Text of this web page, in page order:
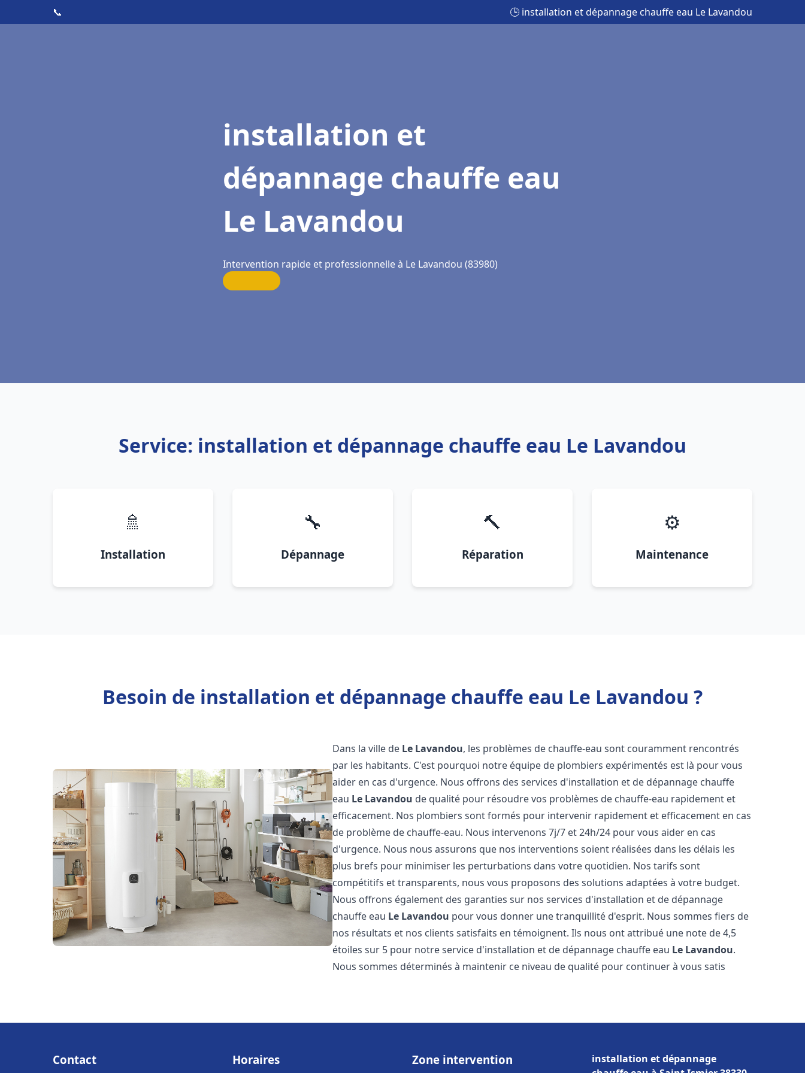
📞 🕒 installation et dépannage chauffe eau Le Lavandou
installation et
dépannage chauffe eau
Le Lavandou
Intervention rapide et professionnelle à Le Lavandou (83980)
Service: installation et dépannage chauffe eau Le Lavandou
🚿
Installation
🔧
Dépannage
🔨
Réparation
⚙️
Maintenance
Besoin de installation et dépannage chauffe eau Le Lavandou ?
Dans la ville de Le Lavandou, les problèmes de chauffe-eau sont couramment rencontrés
par les habitants. C'est pourquoi notre équipe de plombiers expérimentés est là pour vous
aider en cas d'urgence. Nous offrons des services d'installation et de dépannage chauffe
eau Le Lavandou de qualité pour résoudre vos problèmes de chauffe-eau rapidement et
efficacement. Nos plombiers sont formés pour intervenir rapidement et efficacement en cas
de problème de chauffe-eau. Nous intervenons 7j/7 et 24h/24 pour vous aider en cas
d'urgence. Nous nous assurons que nos interventions soient réalisées dans les délais les
plus brefs pour minimiser les perturbations dans votre quotidien. Nos tarifs sont
compétitifs et transparents, nous vous proposons des solutions adaptées à votre budget.
Nous offrons également des garanties sur nos services d'installation et de dépannage
chauffe eau Le Lavandou pour vous donner une tranquillité d'esprit. Nous sommes fiers de
nos résultats et nos clients satisfaits en témoignent. Ils nous ont attribué une note de 4,5
étoiles sur 5 pour notre service d'installation et de dépannage chauffe eau Le Lavandou.
Nous sommes déterminés à maintenir ce niveau de qualité pour continuer à vous satis
Contact Horaires Zone intervention
installation et dépannage